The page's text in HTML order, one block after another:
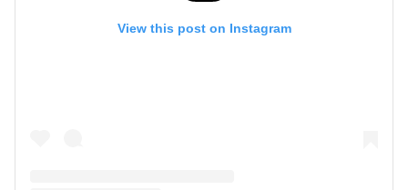
View this post on Instagram